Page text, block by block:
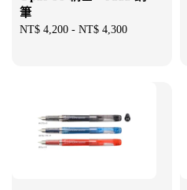
筆
Regular
NT$ 4,200 - NT$ 4,300